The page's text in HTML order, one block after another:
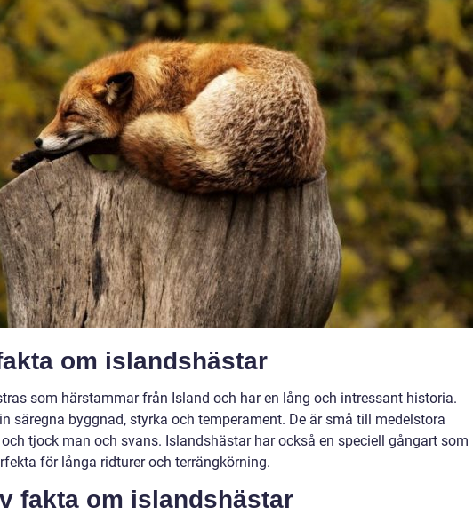
om islandshästar
som härstammar från Island och har en lång och intressant historia.
säregna byggnad, styrka och temperament. De är små till medelstora
tjock man och svans. Islandshästar har också en speciell gångart som
för långa ridturer och terrängkörning.
fakta om islandshästar